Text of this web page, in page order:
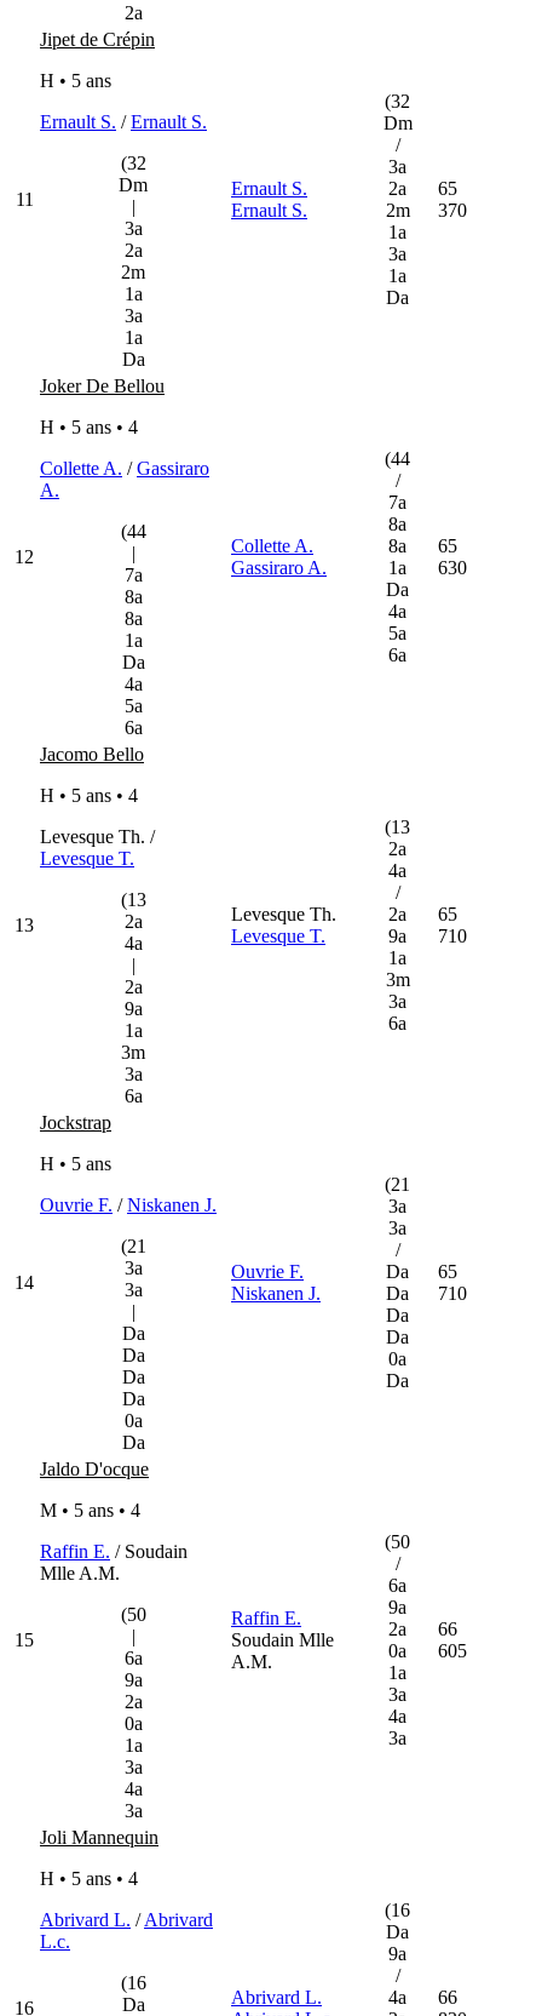
2a
11
Jipet de Crépin
H • 5 ans
Ernault S. /Ernault S.
(32
Dm
|
3a
2a
2m
1a
3a
1a
Da
Ernault S.
Ernault S.
(32
Dm
/
3a
2a
2m
1a
3a
1a
Da
65
370
12
Joker De Bellou
H • 5 ans • 4
Collette A. /Gassiraro
A.
(44
|
7a
8a
8a
1a
Da
4a
5a
6a
Collette A.
Gassiraro A.
(44
/
7a
8a
8a
1a
Da
4a
5a
6a
65
630
13
Jacomo Bello
H • 5 ans • 4
Levesque Th. /
Levesque T.
(13
2a
4a
|
2a
9a
1a
3m
3a
6a
Levesque Th.
Levesque T.
(13
2a
4a
/
2a
9a
1a
3m
3a
6a
65
710
14
Jockstrap
H • 5 ans
Ouvrie F. /Niskanen J.
(21
3a
3a
|
Da
Da
Da
Da
0a
Da
Ouvrie F.
Niskanen J.
(21
3a
3a
/
Da
Da
Da
Da
0a
Da
65
710
15
Jaldo D'ocque
M • 5 ans • 4
Raffin E. / Soudain
Mlle A.M.
(50
|
6a
9a
2a
0a
1a
3a
4a
3a
Raffin E.
Soudain Mlle
A.M.
(50
/
6a
9a
2a
0a
1a
3a
4a
3a
66
605
16
Joli Mannequin
H • 5 ans • 4
Abrivard L. /Abrivard
L.c.
(16
Da
Abrivard L.
(16
Da
9a
/
4a
66